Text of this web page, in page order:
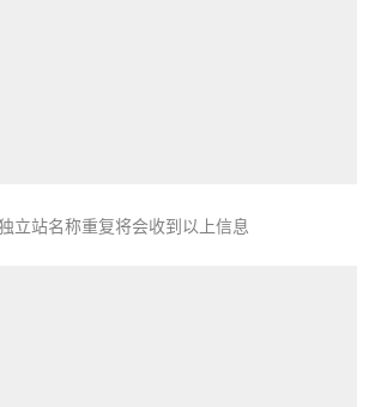
立站名称重复将会收到以上信息